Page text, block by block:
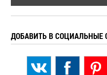
ДОБАВИТЬ В СОЦИАЛЬНЫЕ